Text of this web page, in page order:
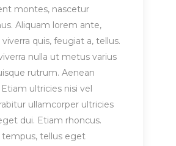
montes, nascetur
Aliquam lorem ante,
viverra quis, feugiat a, tellus.
nulla ut metus varius
rutrum. Aenean
ultricies nisi vel
ullamcorper ultricies
dui. Etiam rhoncus.
tempus, tellus eget